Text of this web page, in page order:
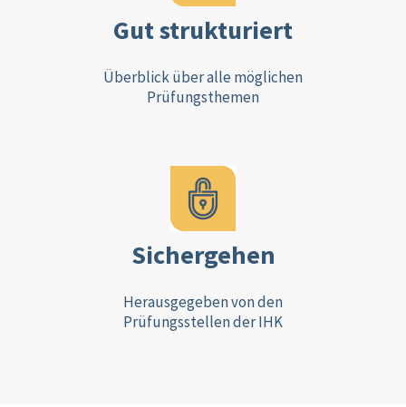
Gut strukturiert
Sichergehen
Überblick über alle möglichen
Prüfungsthemen
Herausgegeben von den
Prüfungsstellen der IHK